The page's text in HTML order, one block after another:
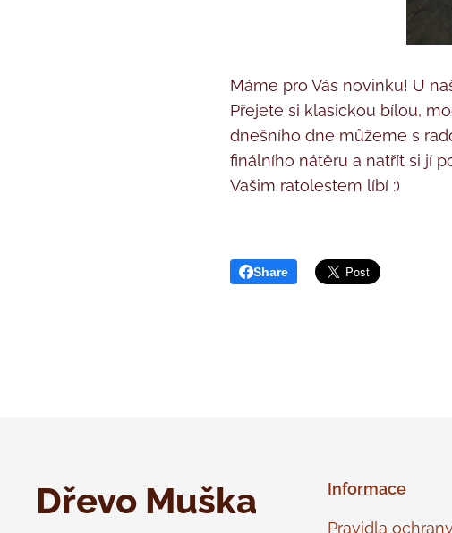
Máme pro Vás novinku! U
Přejete si klasickou bílou,
dnešního dne můžeme s
finálního nátěru a natřít si jí
Vašim ratolestem líbí :) ♥
Share
Dřevo Muška Informace
Pravidla